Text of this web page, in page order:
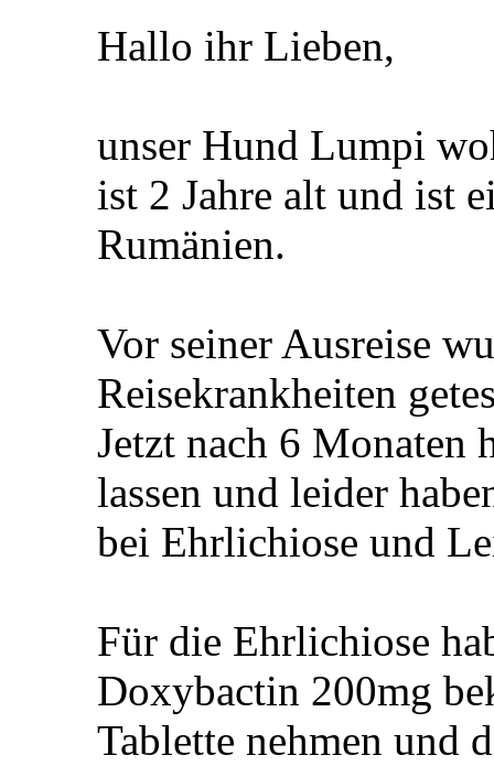
Hallo ihr Lieben,
unser Hund Lumpi
ist 2 Jahre alt und ist
Rumänien.
Vor seiner Ausreise
Reisekrankheiten
Jetzt nach 6 Monaten
lassen und leider
bei Ehrlichiose und
Für die Ehrlichiose
Doxybactin 200mg
Tablette nehmen und